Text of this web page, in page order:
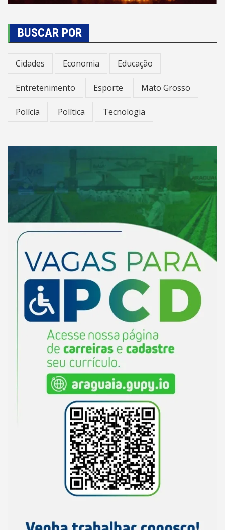
BUSCAR POR
Cidades Economia Educação
Entretenimento Esporte Mato Grosso
Polícia Política Tecnologia